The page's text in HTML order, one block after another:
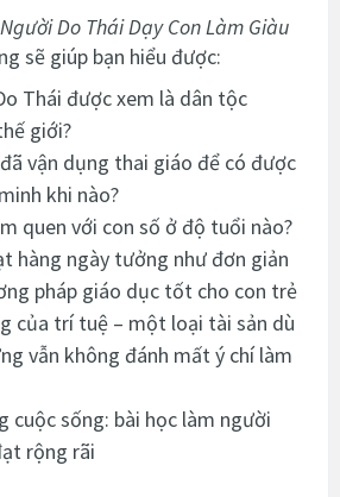
Do Thái Dạy Con Làm Giàu
sẽ giúp bạn hiểu được:
Thái được xem là dân tộc
giới?
vận dụng thai giáo để có được
khi nào?
quen với con số ở độ tuổi nào?
hàng ngày tưởng như đơn giản
pháp giáo dục tốt cho con trẻ
của trí tuệ – một loại tài sản dù
vẫn không đánh mất ý chí làm
cuộc sống: bài học làm người
rộng rãi